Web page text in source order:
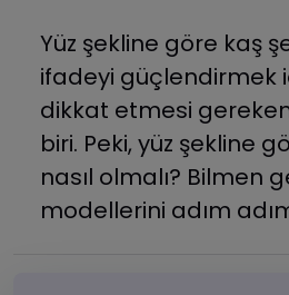
Yüz şekline göre kaş
ifadeyi güçlendirmek
dikkat etmesi
biri. Peki, yüz şekline
nasıl olmalı? Bilmen
modellerini adım